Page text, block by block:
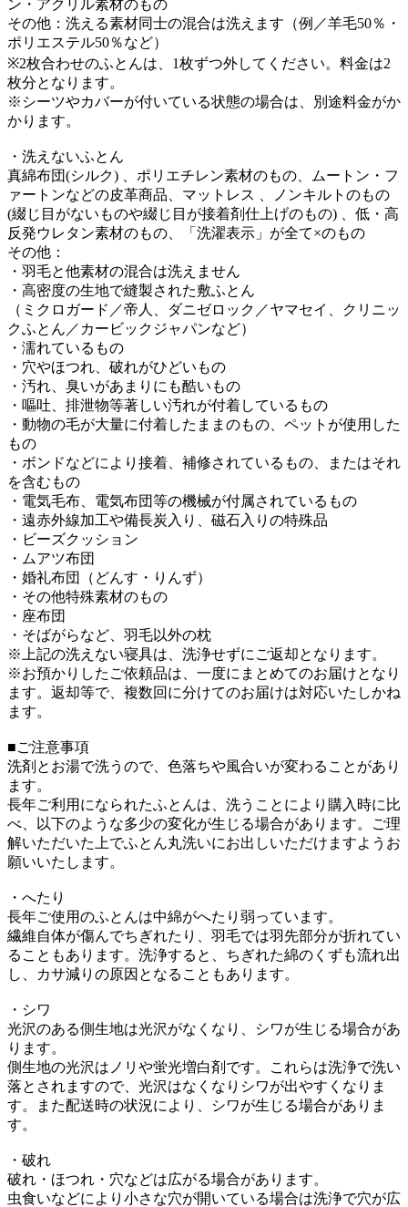
ン・アクリル素材のもの
その他：洗える素材同士の混合は洗えます（例／羊毛50％・
ポリエステル50％など）
※2枚合わせのふとんは、1枚ずつ外してください。料金は2
枚分となります。
※シーツやカバーが付いている状態の場合は、別途料金がか
かります。
・洗えないふとん
真綿布団(シルク) 、ポリエチレン素材のもの、ムートン・フ
ァートンなどの皮革商品、マットレス 、ノンキルトのもの
(綴じ目がないものや綴じ目が接着剤仕上げのもの) 、低・高
反発ウレタン素材のもの、「洗濯表示」が全て×のもの
その他：
・羽毛と他素材の混合は洗えません
・高密度の生地で縫製された敷ふとん
（ミクロガード／帝人、ダニゼロック／ヤマセイ、クリニッ
クふとん／カービックジャパンなど）
・濡れているもの
・穴やほつれ、破れがひどいもの
・汚れ、臭いがあまりにも酷いもの
・嘔吐、排泄物等著しい汚れが付着しているもの
・動物の毛が大量に付着したままのもの、ペットが使用した
もの
・ボンドなどにより接着、補修されているもの、またはそれ
を含むもの
・電気毛布、電気布団等の機械が付属されているもの
・遠赤外線加工や備長炭入り、磁石入りの特殊品
・ビーズクッション
・ムアツ布団
・婚礼布団（どんす・りんず）
・その他特殊素材のもの
・座布団
・そばがらなど、羽毛以外の枕
※上記の洗えない寝具は、洗浄せずにご返却となります。
※お預かりしたご依頼品は、一度にまとめてのお届けとなり
ます。返却等で、複数回に分けてのお届けは対応いたしかね
ます。
■ご注意事項
洗剤とお湯で洗うので、色落ちや風合いが変わることがあり
ます。
長年ご利用になられたふとんは、洗うことにより購入時に比
べ、以下のような多少の変化が生じる場合があります。ご理
解いただいた上でふとん丸洗いにお出しいただけますようお
願いいたします。
・へたり
長年ご使用のふとんは中綿がへたり弱っています。
繊維自体が傷んでちぎれたり、羽毛では羽先部分が折れてい
ることもあります。洗浄すると、ちぎれた綿のくずも流れ出
し、カサ減りの原因となることもあります。
・シワ
光沢のある側生地は光沢がなくなり、シワが生じる場合があ
ります。
側生地の光沢はノリや蛍光増白剤です。これらは洗浄で洗い
落とされますので、光沢はなくなりシワが出やすくなりま
す。また配送時の状況により、シワが生じる場合がありま
す。
・破れ
破れ・ほつれ・穴などは広がる場合があります。
虫食いなどにより小さな穴が開いている場合は洗浄で穴が広